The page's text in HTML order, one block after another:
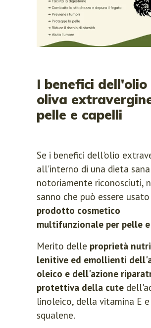
I benefici dell'olio
oliva
pelle e capelli
Se i benefici dell'olio
all'interno di una dieta
notoriamente riconosciuti,
sanno che può essere
prodotto cosmetico
multifunzionale per pelle
Merito delle proprietà
lenitive ed emollienti
oleico e dell'azione
protettiva della cute
linoleico, della vitamina E
squalene.